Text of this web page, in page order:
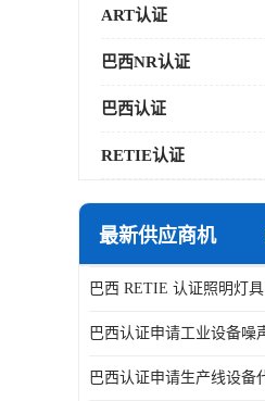
ART认证
巴西NR认证
巴西认证
RETIE认证
最新供应商机